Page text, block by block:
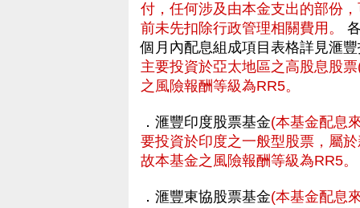
付，任何涉及由本金支出的部份
前未先扣除行政管理相關費用。
個月內配息組成項目表格詳見滙
主要投資於亞太地區之高股息股
之風險報酬等級為RR5。
．滙豐印度股票基金(本基金配息
要投資於印度之一般型股票，屬
故本基金之風險報酬等級為RR5。
．滙豐東協股票基金(本基金配息